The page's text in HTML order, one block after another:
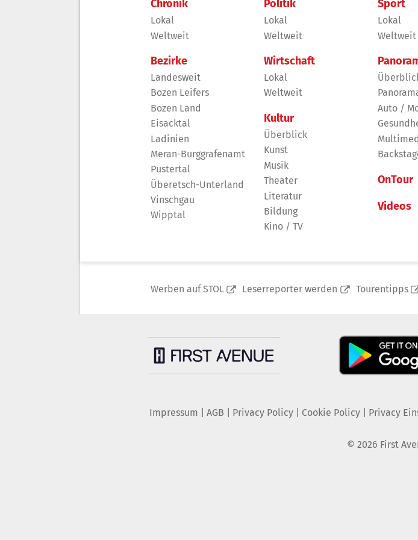
Chronik
Lokal
Weltweit
Bezirke
Landesweit
Bozen Leifers
Bozen Land
Eisacktal
Ladinien
Meran-Burggrafenamt
Pustertal
Überetsch-Unterland
Vinschgau
Wipptal
Politik
Lokal
Weltweit
Wirtschaft
Lokal
Weltweit
Kultur
Überblick
Kunst
Musik
Theater
Literatur
Bildung
Kino / TV
Sport
Lokal
Weltweit
Auto /
OnTour
Videos
Werben auf STOL Leserreporter werden Tourentipps
Impressum AGB Privacy Policy| Cookie Policy| Privacy
© 2026 First